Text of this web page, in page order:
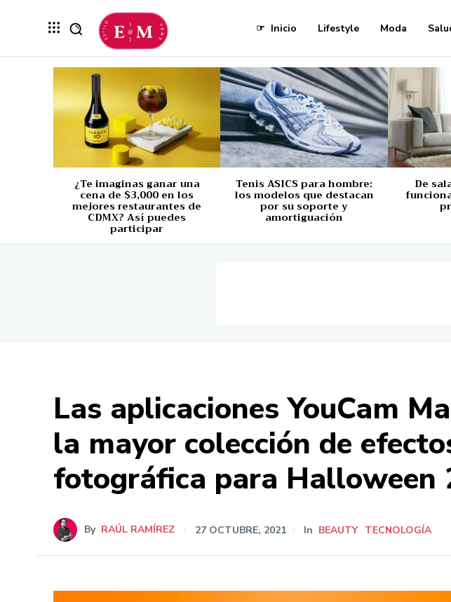
☞ Inicio Lifestyle Moda
¿Te imaginas ganar una
cena de $3,000 en los
mejores restaurantes de
CDMX? Así puedes
participar
Tenis ASICS para hombre:
los modelos que destacan
por su soporte y
amortiguación
De
Las aplicaciones YouCam
la mayor colección de
fotográfica para Halloween
By RAÚL RAMÍREZ 27 OCTUBRE, 2021 In BEAUTY TECNOLOGÍA